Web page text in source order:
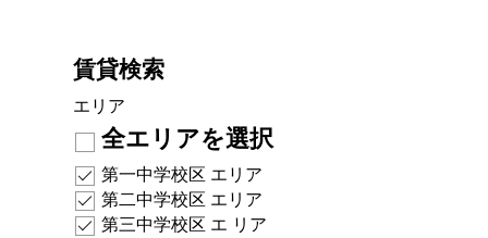
賃貸検索
エリア
全エリアを選択
第一中学校区 エリア
第二中学校区 エリア
第三中学校区 エ リア